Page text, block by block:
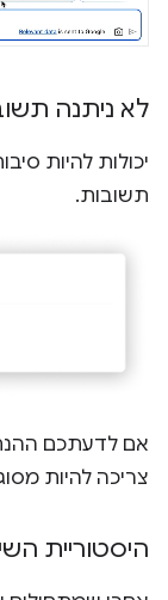
לא ניתנה
יכולות להיות
תשובות.
אם לדעתכם
צריכה להיות
היסטוריית